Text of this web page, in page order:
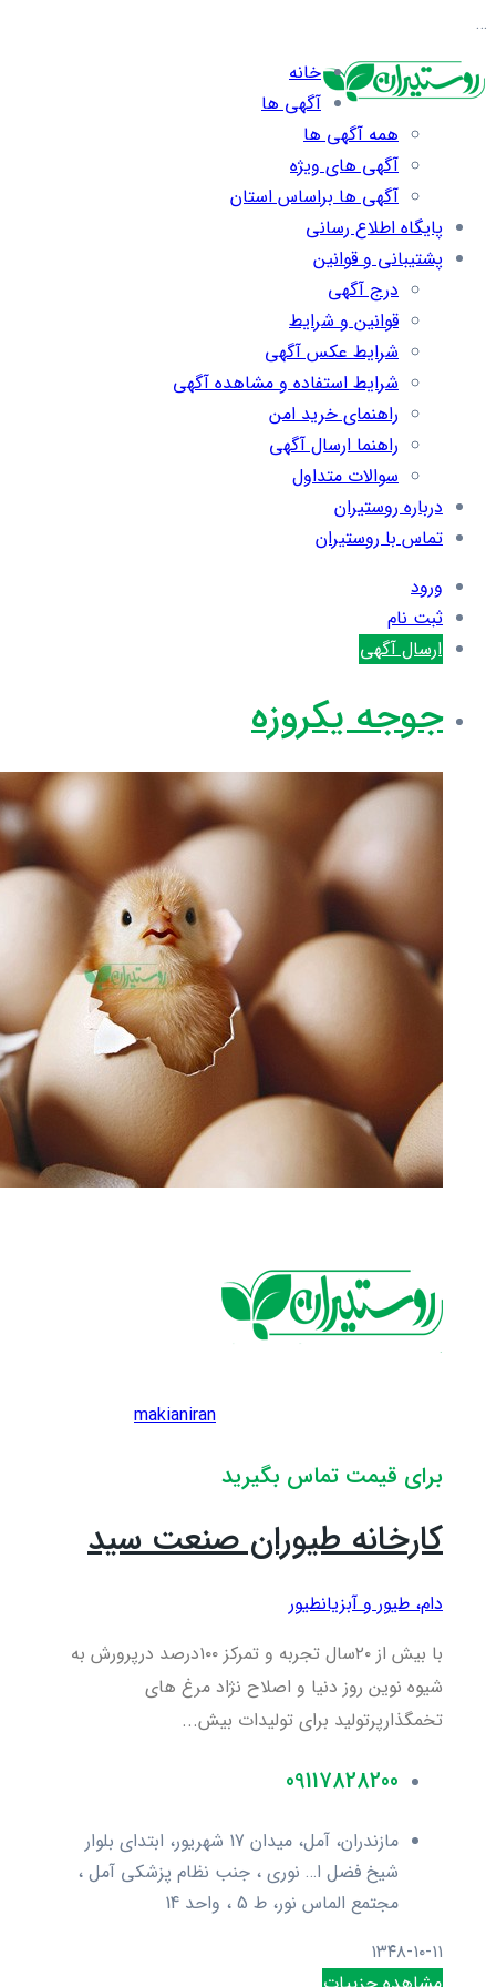
…
خانه
آگهی ها
همه آگهی ها
آگهی های ویژه
آگهی ها براساس استان
پایگاه اطلاع رسانی
پشتیبانی و قوانین
درج آگهی
قوانین و شرایط
شرایط عکس آگهی
شرایط استفاده و مشاهده آگهی
راهنمای خرید امن
راهنما ارسال آگهی
سوالات متداول
درباره روستیران
تماس با روستیران
ورود
ثبت نام
ارسال آگهی
جوجه یکروزه
makianiran
برای قیمت تماس بگیرید
کارخانه طیوران صنعت سید
دام، طیور و آبزیانطیور
با بیش از ۲۰سال تجربه و تمرکز ۱۰۰درصد درپرورش به
شیوه نوین روز دنیا و اصلاح نژاد مرغ های
تخمگذارپرتولید برای تولیدات بیش...
09117828200
مازندران، آمل، میدان 17 شهریور، ابتدای بلوار
شیخ فضل ا… نوری ، جنب نظام پزشکی آمل ،
مجتمع الماس نور، ط 5 ، واحد 14
۱۳۴۸-۱۰-۱۱